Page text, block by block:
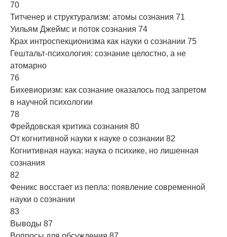
70
Титченер и структурализм: атомы сознания 71
Уильям Джеймс и поток сознания 74
Крах интроспекционизма как науки о сознании 75
Гештальт-психология: сознание целостно, а не
атомарно
76
Бихевиоризм: как сознание оказалось под запретом
в научной психологии
78
Фрейдовская критика сознания 80
От когнитивной науки к науке о сознании 82
Когнитивная наука: наука о психике, но лишенная
сознания
82
Феникс восстает из пепла: появление современной
науки о сознании
83
Выводы 87